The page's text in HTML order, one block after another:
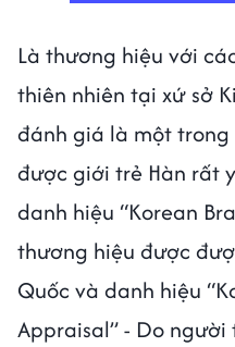
Là thương hiệu với
thiên nhiên tại xứ sở
đánh giá là một
được giới trẻ Hàn rất
danh hiệu “Korean
thương hiệu được
Quốc và danh hiệu
Appraisal” - Do